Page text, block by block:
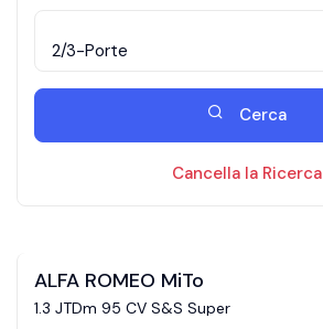
2/3-Porte
Cerca
Cancella la Ricerca
ALFA ROMEO MiTo
1.3 JTDm 95 CV S&S Super